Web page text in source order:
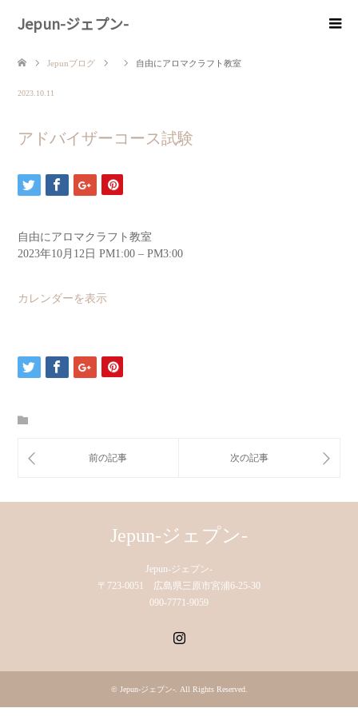
Jepun-ジェプン-
Jepunブログ 自由にアロマクラフト教室
2023.10.11
アドバイザーコース試験
自由にアロマクラフト教室
2023年10月12日 PM1:00 – PM3:00
カレンダーを表示
Jepun-ジェプン-
Jepun-ジェプン-
〒723-0051 広島県三原市宮浦6-25-30
090-7771-9059
© Jepun-ジェプン-. All Rights Reserved.